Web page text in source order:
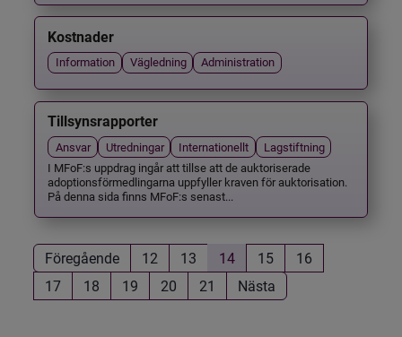
Kostnader
Information Vägledning Administration
Tillsynsrapporter
Ansvar Utredningar Internationellt
Lagstiftning
I MFoF:s uppdrag ingår att tillse att de auktoriserade
adoptionsförmedlingarna uppfyller kraven för auktorisation.
På denna sida finns MFoF:s senast...
Föregående 12 13 14 15
16
17
18 19 20 21 Nästa